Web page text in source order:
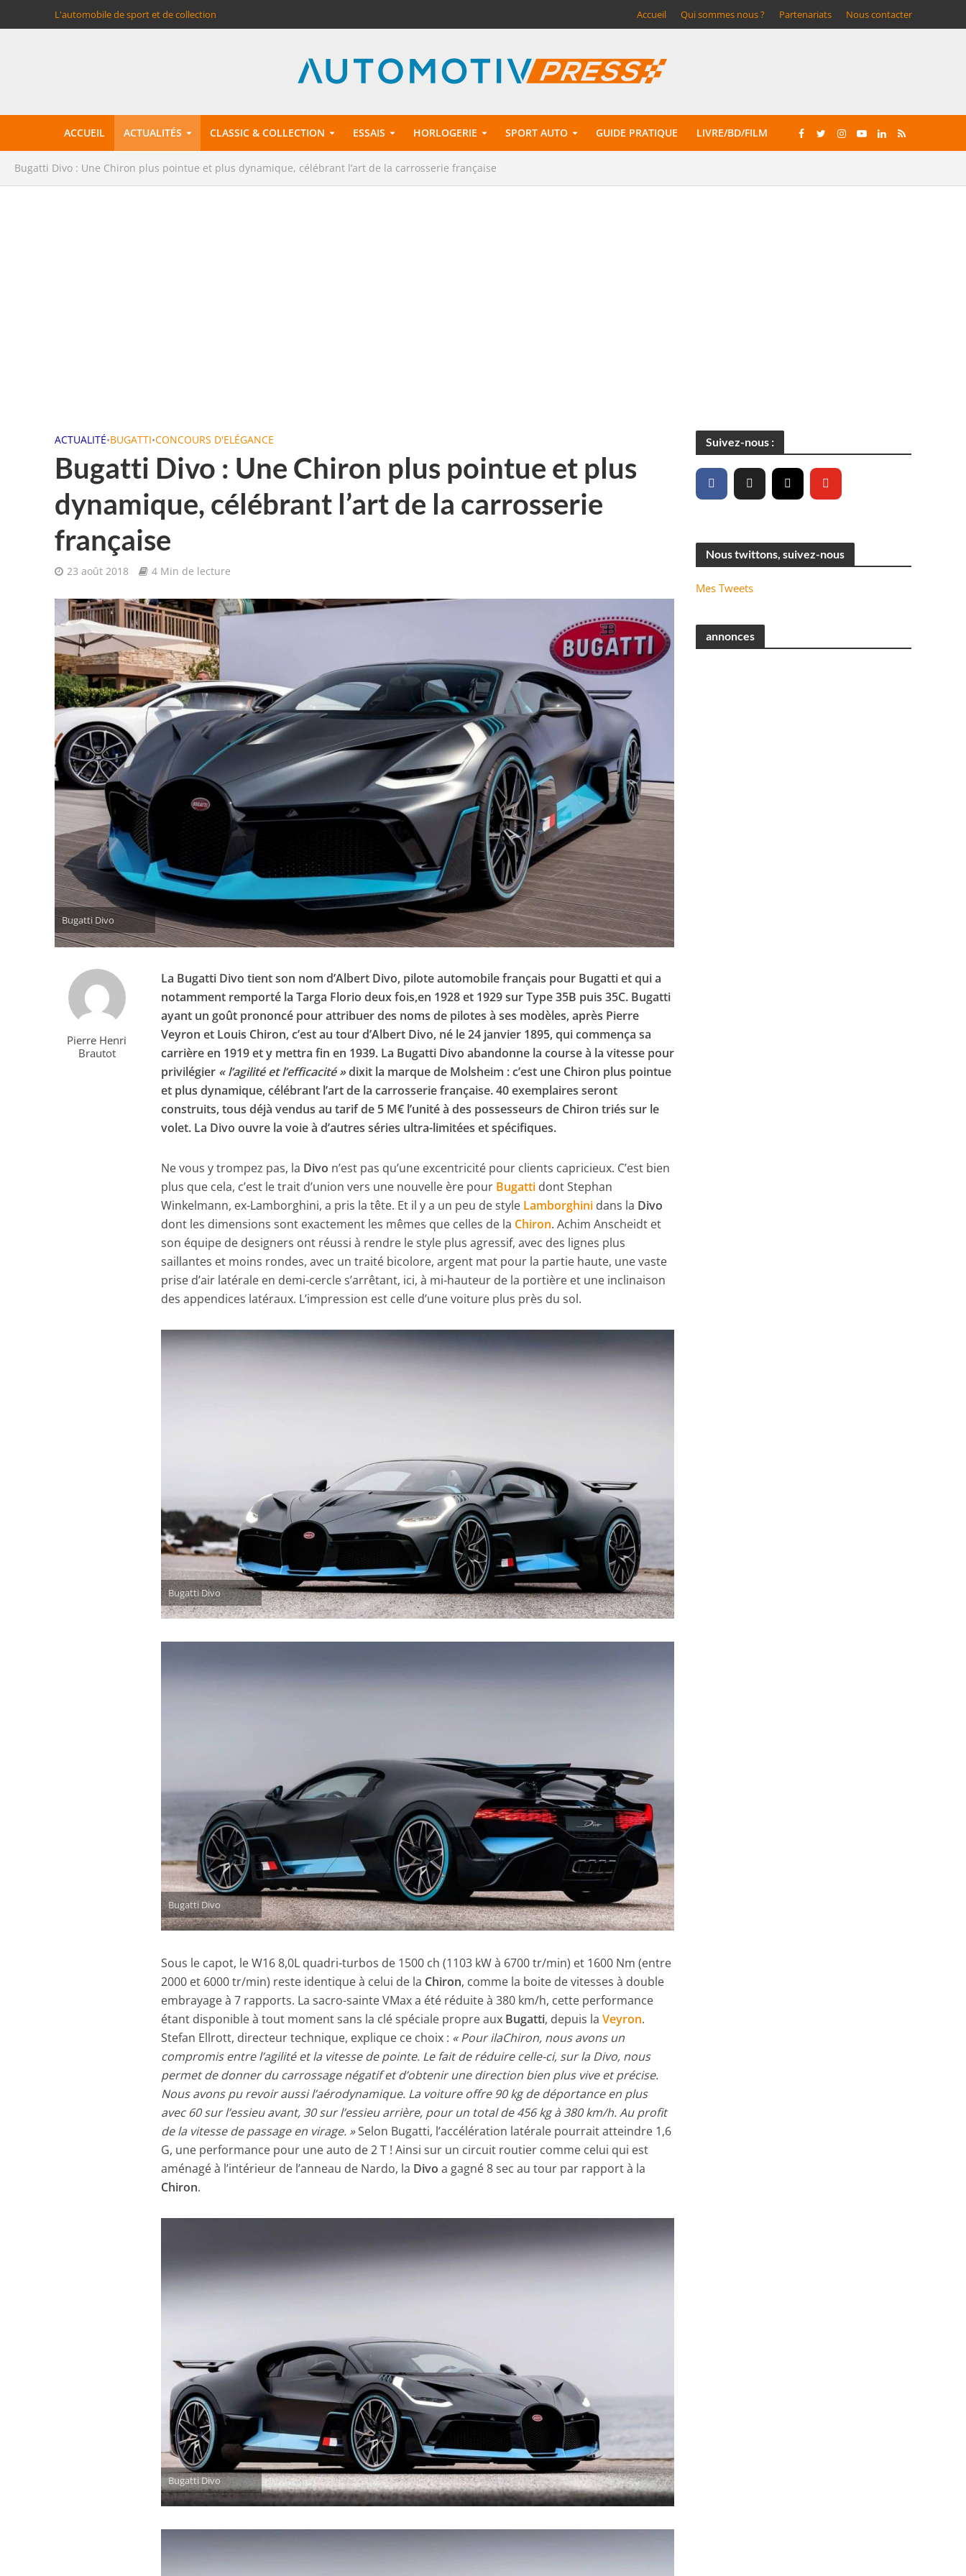
L'automobile de sport et de collection Accueil Qui sommes nous ? Partenariats Nous contacter
ACCUEIL ACTUALITÉS CLASSIC & COLLECTION ESSAIS HORLOGERIE SPORT AUTO GUIDE PRATIQUE LIVRE/BD/FILM
Bugatti Divo : Une Chiron plus pointue et plus dynamique, célébrant l’art de la carrosserie française
ACTUALITÉ•BUGATTI•CONCOURS D'ELÉGANCE
Bugatti Divo : Une Chiron plus pointue et plus
dynamique, célébrant l’art de la carrosserie
française
23 août 2018 4 Min de lecture
Bugatti Divo
Pierre Henri
Brautot
La Bugatti Divo tient son nom d’Albert Divo, pilote automobile français pour Bugatti et qui a
notamment remporté la Targa Florio deux fois,en 1928 et 1929 sur Type 35B puis 35C. Bugatti
ayant un goût prononcé pour attribuer des noms de pilotes à ses modèles, après Pierre
Veyron et Louis Chiron, c’est au tour d’Albert Divo, né le 24 janvier 1895, qui commença sa
carrière en 1919 et y mettra fin en 1939. La Bugatti Divo abandonne la course à la vitesse pour
privilégier « l’agilité et l’efficacité »dixit la marque de Molsheim : c’est une Chiron plus pointue
et plus dynamique, célébrant l’art de la carrosserie française. 40 exemplaires seront
construits, tous déjà vendus au tarif de 5 M€ l’unité à des possesseurs de Chiron triés sur le
volet. La Divo ouvre la voie à d’autres séries ultra-limitées et spécifiques.
Ne vous y trompez pas, la Divo n’est pas qu’une excentricité pour clients capricieux. C’est bien
plus que cela, c’est le trait d’union vers une nouvelle ère pour Bugatti dont Stephan
Winkelmann, ex-Lamborghini, a pris la tête. Et il y a un peu de style Lamborghini dans la Divo
dont les dimensions sont exactement les mêmes que celles de la Chiron. Achim Anscheidt et
son équipe de designers ont réussi à rendre le style plus agressif, avec des lignes plus
saillantes et moins rondes, avec un traité bicolore, argent mat pour la partie haute, une vaste
prise d’air latérale en demi-cercle s’arrêtant, ici, à mi-hauteur de la portière et une inclinaison
des appendices latéraux. L’impression est celle d’une voiture plus près du sol.
Bugatti Divo
Bugatti Divo
Sous le capot, le W16 8,0L quadri-turbos de 1500 ch (1103 kW à 6700 tr/min) et 1600 Nm (entre
2000 et 6000 tr/min) reste identique à celui de la Chiron, comme la boite de vitesses à double
embrayage à 7 rapports. La sacro-sainte VMax a été réduite à 380 km/h, cette performance
étant disponible à tout moment sans la clé spéciale propre aux Bugatti, depuis laVeyron.
Stefan Ellrott, directeur technique, explique ce choix : « Pour ilaChiron, nous avons un
compromis entre l’agilité et la vitesse de pointe. Le fait de réduire celle-ci, sur la Divo, nous
permet de donner du carrossage négatif et d’obtenir une direction bien plus vive et précise.
Nous avons pu revoir aussi l’aérodynamique. La voiture offre 90 kg de déportance en plus
avec 60 sur l’essieu avant, 30 sur l’essieu arrière, pour un total de 456 kg à 380 km/h. Au profit
de la vitesse de passage en virage. »Selon Bugatti, l’accélération latérale pourrait atteindre 1,6
G, une performance pour une auto de 2 T ! Ainsi sur un circuit routier comme celui qui est
aménagé à l’intérieur de l’anneau de Nardo, la Divo a gagné 8 sec au tour par rapport à la
Chiron.
Bugatti Divo
Suivez-nous :
Nous twittons, suivez-nous
Mes Tweets
annonces